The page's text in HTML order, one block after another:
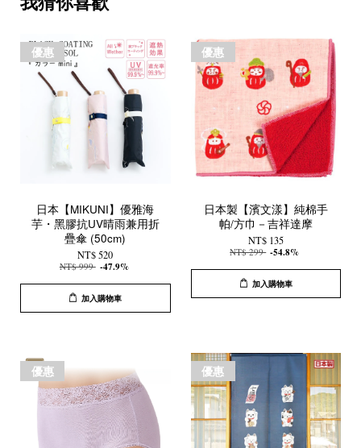
優惠
日本【MIKUNI】優雅海
芋・黑膠抗UV晴雨兼用折
疊傘 (50cm)
NT$ 520
NT$ 999 -47.9%
加入購物車
優惠
日本製【濱文漾】純棉手
帕/方巾－吉祥達摩
NT$ 135
NT$ 299 -54.8%
加入購物車
優惠 優惠